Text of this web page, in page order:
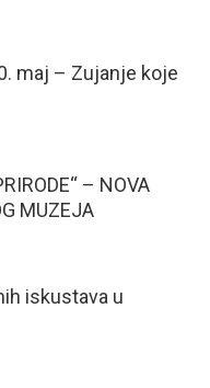
maj – Zujanje koje
– NOVA
MUZEJA
iskustava u